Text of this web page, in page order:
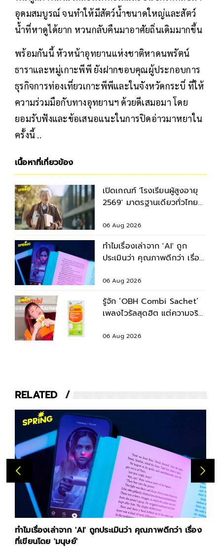
อุดมสมบูรณ์ จนทำให้มีสัตว์น้ำขนาดใหญ่และสัตว์
น้ำที่หาดูได้ยาก หวนกลับคืนมาอาศัยถิ่นเดิมมากขึ้น
พร้อมกันนี้ หัวหน้าอุทยานแห่งชาติหาดนพรัตน์
ธาราและหมู่เกาะพีพี ยังฝากขอบคุณผู้ประกอบการ
ธุรกิจการท่องเที่ยวเกาะพีพีและในจังหวัดกระบี่ ที่ให้
ความร่วมมือกับทางอุทยานฯ ด้วยดีเสมอมา โดย
ยอมรับฟังและข้อเสนอแนะในการปิดอ่าวมาหยาใน
ครั้งนี้ ..
เนื้อหาที่เกี่ยวข้อง
เปิดเกณฑ์ 'โรงเรียนผู้สูงอายุ
2569' มาตรฐานเดียวทั่วไทย
06 Aug 2026
ทำไมเรื่องเล่าจาก 'AI' ถูก
ประเมินว่า คุณภาพดีกว่า เรื่อง
06 Aug 2026
รู้จัก ‘OBH Combi Sachet’
เพลงไวรัลสุดฮิต แต่ความจริง
06 Aug 2026
RELATED
ทำไมเรื่องเล่าจาก 'AI' ถูกประเมินว่า คุณภาพดีกว่า เรื่อง
ที่เขียนโดย 'มนุษย์'